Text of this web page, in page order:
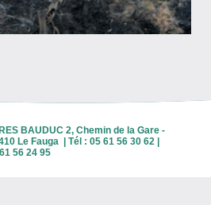
BAUDUC 2, Chemin de la Gare -
Le Fauga | Tél : 05 61 56 30 62 |
56 24 95